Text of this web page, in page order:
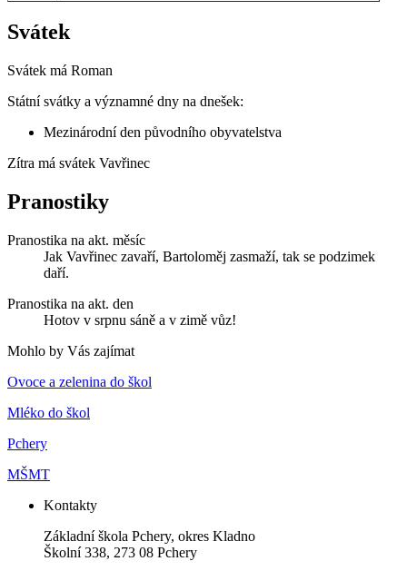
Svátek
Svátek má Roman
Státní svátky a významné dny na dnešek:
Mezinárodní den původního obyvatelstva
Zítra má svátek Vavřinec
Pranostiky
Pranostika na akt. měsíc
Jak Vavřinec zavaří, Bartoloměj zasmaží, tak se podzimek
daří.
Pranostika na akt. den
Hotov v srpnu sáně a v zimě vůz!
Mohlo by Vás zajímat
Ovoce a zelenina do škol
Mléko do škol
Pchery
MŠMT
Kontakty
Základní škola Pchery, okres Kladno
Školní 338, 273 08 Pchery